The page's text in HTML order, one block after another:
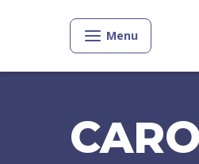
Menu